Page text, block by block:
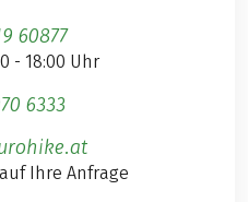
60877
- 18:00 Uhr
6333
Ihre Anfrage